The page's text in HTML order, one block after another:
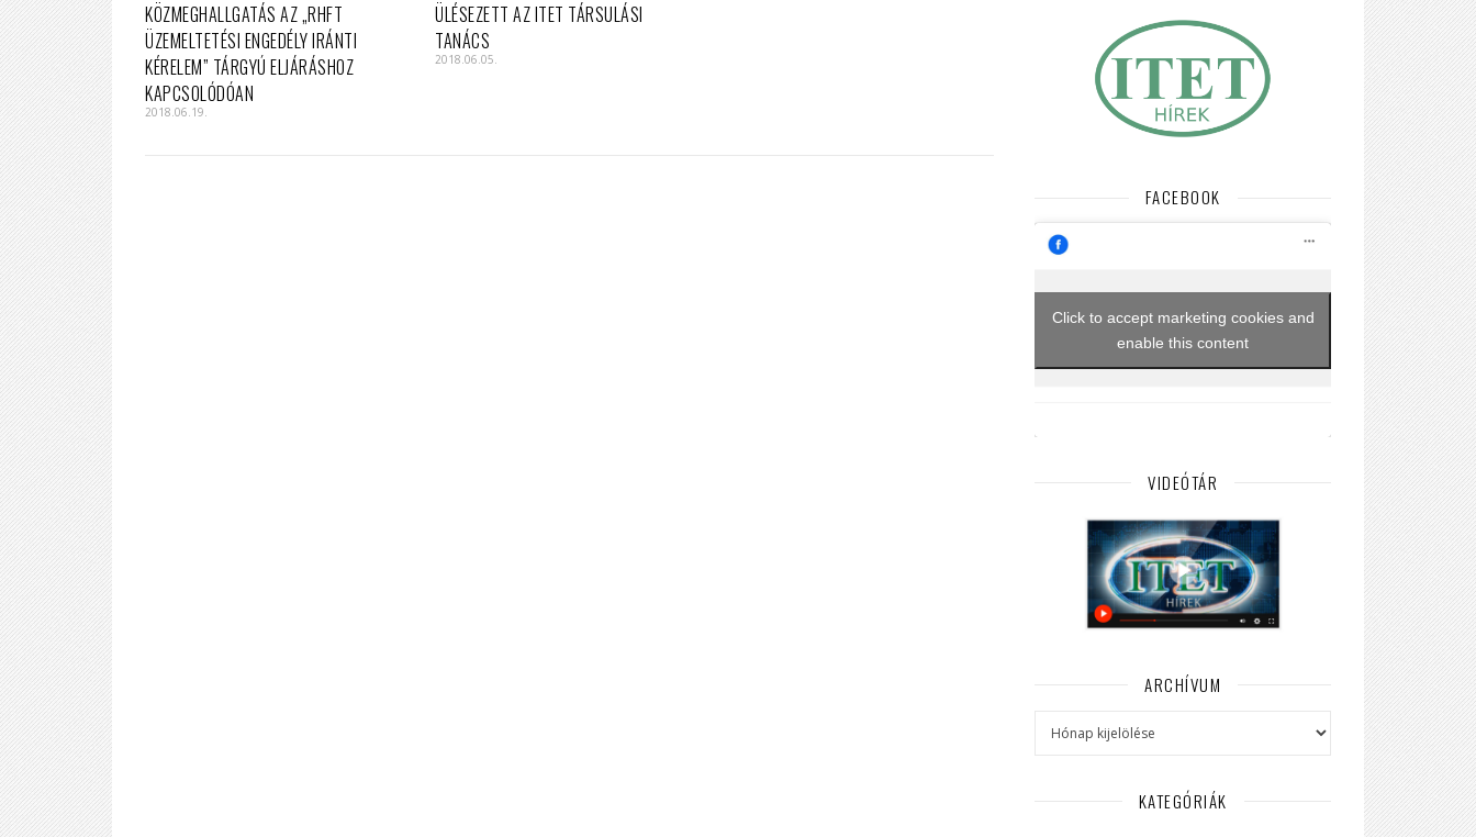
KÖZMEGHALLGATÁS AZ „RHFT
ÜZEMELTETÉSI ENGEDÉLY IRÁNTI
KÉRELEM” TÁRGYÚ ELJÁRÁSHOZ
KAPCSOLÓDÓAN
2018.06.19.
ÜLÉSEZETT AZ ITET TÁRSULÁSI
TANÁCS
2018.06.05.
FACEBOOK
Click to accept marketing cookies and
enable this content
VIDEÓTÁR
ARCHÍVUM
KATEGÓRIÁK